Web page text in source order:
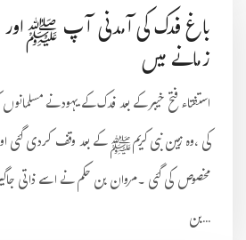
باغ فدک کی آمدنی آپ ﷺاور
زمانے میں
استفتاء فتح خیبر کے بعد فدک کے یہود نے
کی ،وہ زمین نبی کریمﷺ کے بعد وقف کردی گئی
مخصوص کی گئی ۔مروان بن حکم نے اسے ذاتی
بن...